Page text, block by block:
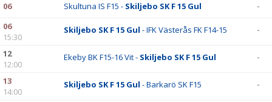
06 Skultuna IS F15 - Skiljebo SK F 15 Gul
-
06
15:30
Skiljebo SK F 15 Gul - IFK Västerås FK F14-15 -
12
12:00
Ekeby BK F15-16 Vit - Skiljebo SK F 15 Gul -
13
14:00
Skiljebo SK F 15 Gul - Barkarö SK F15 -